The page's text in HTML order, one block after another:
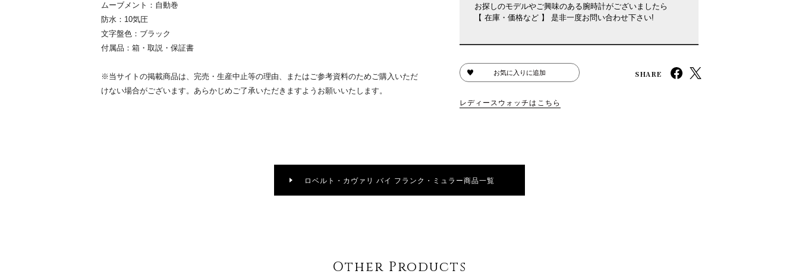
ムーブメント：自動巻
防水：10気圧
文字盤色：ブラック
付属品：箱・取説・保証書
※当サイトの掲載商品は、完売・生産中止等の理由、またはご参考資料のためご購入いただ
けない場合がございます。あらかじめご了承いただきますようお願いいたします。
お探しのモデルやご興味のある腕時計がございましたら
【 在庫・価格など 】 是非一度お問い合わせ下さい!
お気に入りに追加 SHARE
レディースウォッチはこちら
ロベルト・カヴァリ バイ フランク・ミュラー商品一覧
Other Products